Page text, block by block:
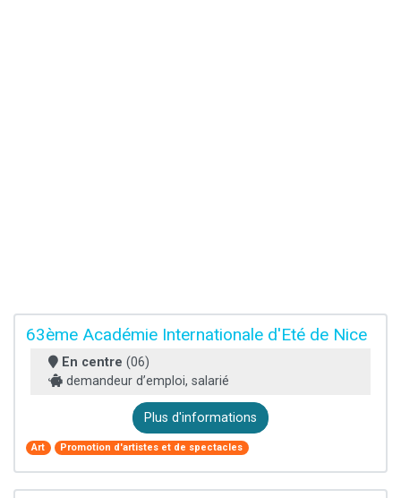
63ème Académie Internationale d'Eté de Nice
En centre (06)
demandeur d’emploi, salarié
Plus d'informations
Art Promotion d'artistes et de spectacles